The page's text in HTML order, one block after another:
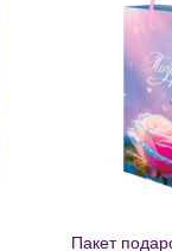
Пакет